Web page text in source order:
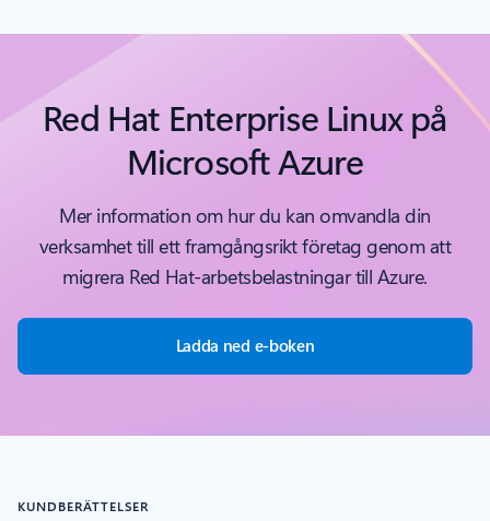
Red Hat Enterprise Linux på
Microsoft Azure
Mer information om hur du kan omvandla din
verksamhet till ett framgångsrikt företag genom att
migrera Red Hat-arbetsbelastningar till Azure.
Ladda ned e-boken
KUNDBERÄTTELSER